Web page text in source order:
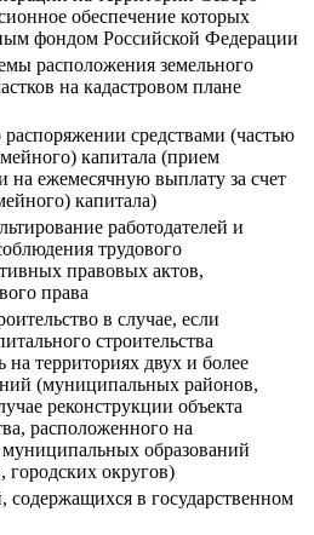
обеспечение которых
фондом Российской Федерации
расположения земельного
на кадастровом плане
распоряжении средствами (частью
капитала (прием
на ежемесячную выплату за счет
капитала)
работодателей и
трудового
правовых актов,
права
в случае, если
строительства
на территориях двух и более
(муниципальных районов,
реконструкции объекта
расположенного на
муниципальных образований
округов)
содержащихся в государственном